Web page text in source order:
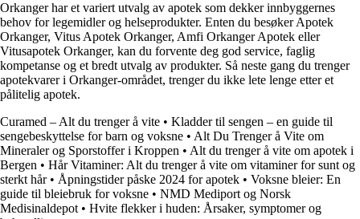
Orkanger har et variert utvalg av apotek som dekker innbyggernes
behov for legemidler og helseprodukter. Enten du besøker Apotek
Orkanger, Vitus Apotek Orkanger, Amfi Orkanger Apotek eller
Vitusapotek Orkanger, kan du forvente deg god service, faglig
kompetanse og et bredt utvalg av produkter. Så neste gang du trenger
apotekvarer i Orkanger-området, trenger du ikke lete lenge etter et
pålitelig apotek.
Curamed – Alt du trenger å vite • Kladder til sengen – en guide til
sengebeskyttelse for barn og voksne • Alt Du Trenger å Vite om
Mineraler og Sporstoffer i Kroppen • Alt du trenger å vite om apotek i
Bergen • Hår Vitaminer: Alt du trenger å vite om vitaminer for sunt og
sterkt hår• Åpningstider påske 2024 for apotek • Voksne bleier: En
guide til bleiebruk for voksne • NMD Mediport og Norsk
Medisinaldepot• Hvite flekker i huden: Årsaker, symptomer og